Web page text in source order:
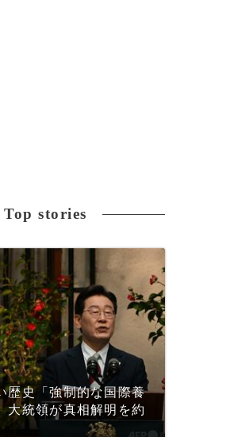
Top stories
歴史「強制的な国際養
大統領が真相解明を約